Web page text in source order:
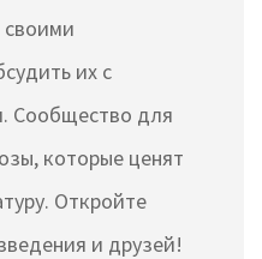
своими
их с
Сообщество для
которые ценят
Откройте
и друзей!